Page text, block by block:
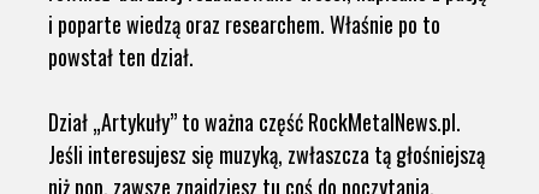
i poparte wiedzą oraz researchem. Właśnie po to
powstał ten dział.
Dział „Artykuły” to ważna część RockMetalNews.pl.
Jeśli interesujesz się muzyką, zwłaszcza tą głośniejszą
niż pop, zawsze znajdziesz tu coś do poczytania.